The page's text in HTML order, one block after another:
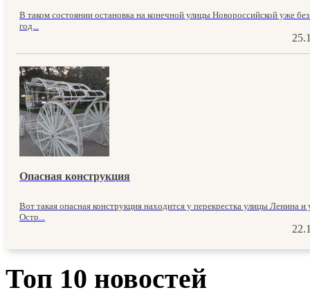
В таком состоянии остановка на конечной улицы Новороссийской уже
год...
Опасная конструкция
Вот такая опасная конструкция находится у перекрестка улицы Ленина и
Остр...
Топ 10 новостей